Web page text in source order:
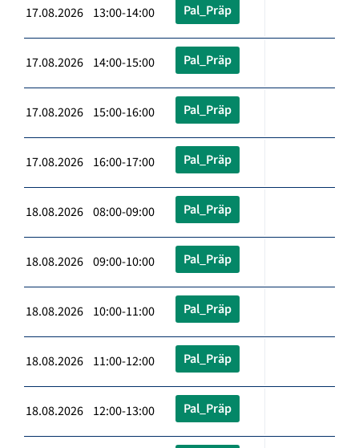
17.08.2026 13:00-14:00 Pal_Präp
17.08.2026 14:00-15:00 Pal_Präp
17.08.2026 15:00-16:00 Pal_Präp
17.08.2026 16:00-17:00 Pal_Präp
18.08.2026 08:00-09:00 Pal_Präp
18.08.2026 09:00-10:00 Pal_Präp
18.08.2026 10:00-11:00 Pal_Präp
18.08.2026 11:00-12:00 Pal_Präp
18.08.2026 12:00-13:00 Pal_Präp